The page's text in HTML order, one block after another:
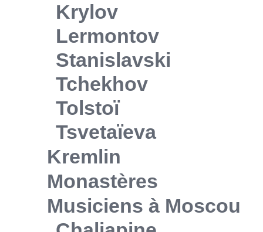
Krylov
Lermontov
Stanislavski
Tchekhov
Tolstoï
Tsvetaïeva
Kremlin
Monastères
Musiciens à Moscou